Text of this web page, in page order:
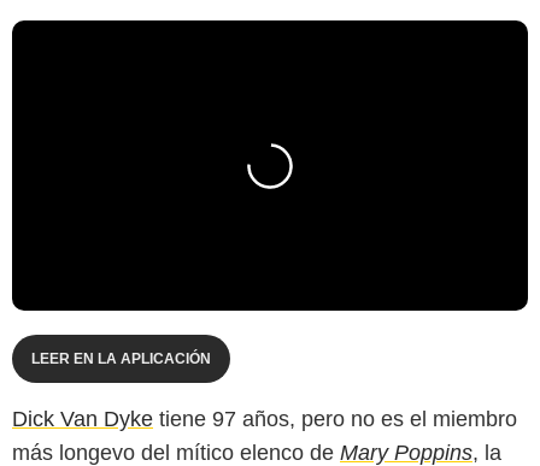
LEER EN LA APLICACIÓN
Dick Van Dyke tiene 97 años, pero no es el miembro
más longevo del mítico elenco de Mary Poppins, la